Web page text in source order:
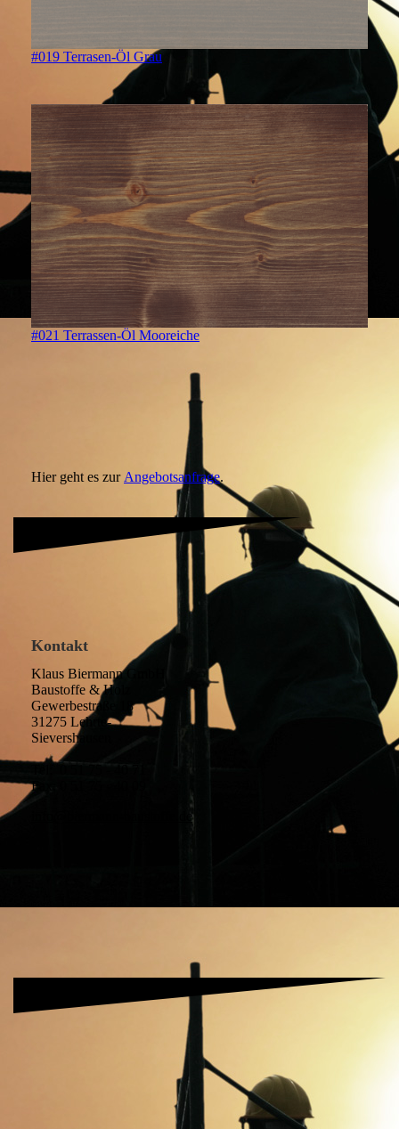
#019 Terrasen-Öl Grau
#021 Terrassen-Öl Mooreiche
Hier geht es zur Angebotsanfrage.
Kontakt
Klaus Biermann GmbH
Baustoffe & Holz
Gewerbestraße 18
31275 Lehrte-
Sievershausen
Fax: 0 51 75 - 40 09
info@biermann-baustoffe.de